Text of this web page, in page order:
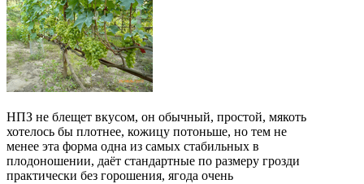
НПЗ не блещет вкусом, он обычный, простой, мякоть
хотелось бы плотнее, кожицу потоньше, но тем не
менее эта форма одна из самых стабильных в
плодоношении, даёт стандартные по размеру грозди
практически без горошения, ягода очень